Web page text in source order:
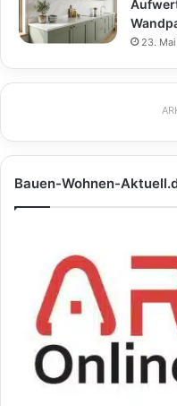
23.
Bauen-Wohnen-